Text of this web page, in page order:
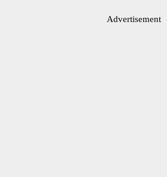
Advertisement